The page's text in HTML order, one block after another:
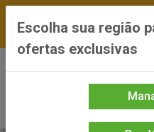
*Preços exclusivos do
Escolha sua região
ofertas exclusivas